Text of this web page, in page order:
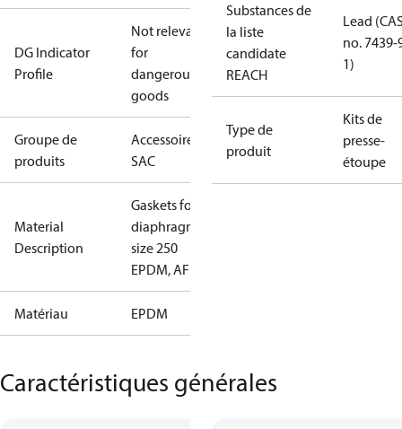
DG Indicator
Profile
Not relevant
for
dangerous
goods
Groupe de
produits
Accessoires -
SAC
Material
Description
Gaskets for
diaphragm
size 250
EPDM, AF
Matériau EPDM
Substances de
la liste
candidate
REACH
Lead
no. 7439-
1)
Type de
produit
Kits de
presse-
étoupe
Caractéristiques générales